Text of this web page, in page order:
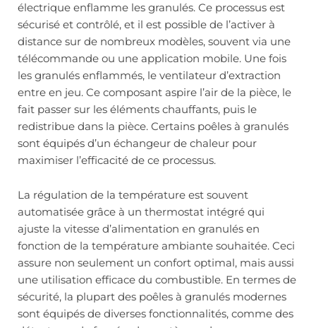
électrique enflamme les granulés. Ce processus est
sécurisé et contrôlé, et il est possible de l’activer à
distance sur de nombreux modèles, souvent via une
télécommande ou une application mobile. Une fois
les granulés enflammés, le ventilateur d’extraction
entre en jeu. Ce composant aspire l’air de la pièce, le
fait passer sur les éléments chauffants, puis le
redistribue dans la pièce. Certains poêles à granulés
sont équipés d’un échangeur de chaleur pour
maximiser l’efficacité de ce processus.
La régulation de la température est souvent
automatisée grâce à un thermostat intégré qui
ajuste la vitesse d’alimentation en granulés en
fonction de la température ambiante souhaitée. Ceci
assure non seulement un confort optimal, mais aussi
une utilisation efficace du combustible. En termes de
sécurité, la plupart des poêles à granulés modernes
sont équipés de diverses fonctionnalités, comme des